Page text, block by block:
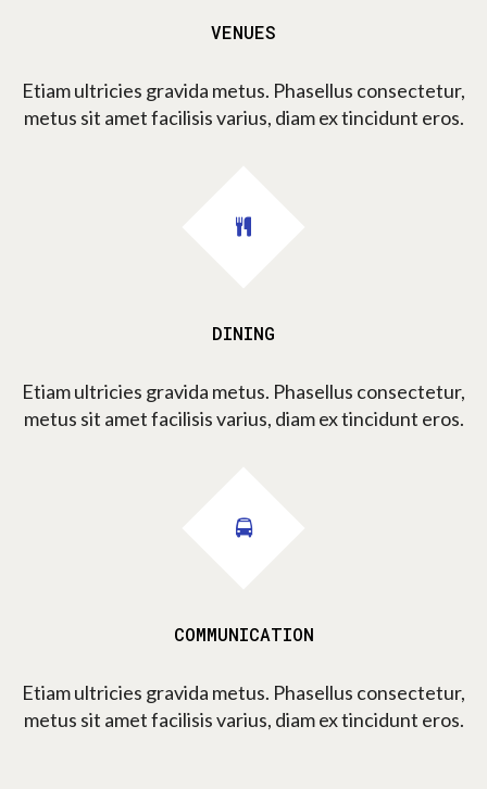
VENUES
Etiam ultricies gravida metus. Phasellus consectetur,
metus sit amet facilisis varius, diam ex tincidunt eros.
DINING
Etiam ultricies gravida metus. Phasellus consectetur,
metus sit amet facilisis varius, diam ex tincidunt eros.
COMMUNICATION
Etiam ultricies gravida metus. Phasellus consectetur,
metus sit amet facilisis varius, diam ex tincidunt eros.